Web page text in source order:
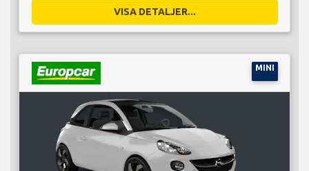
VISA DETALJER...
MINI